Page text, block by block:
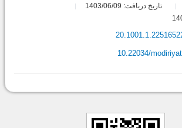
تاریخ دریافت: 1403/06/09
10.22034/